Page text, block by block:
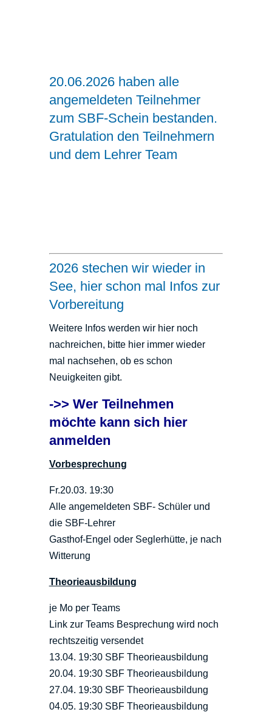
20.06.2026 haben alle
angemeldeten Teilnehmer
zum SBF-Schein bestanden.
Gratulation den Teilnehmern
und dem Lehrer Team
2026 stechen wir wieder in
See, hier schon mal Infos zur
Vorbereitung
Weitere Infos werden wir hier noch
nachreichen, bitte hier immer wieder
mal nachsehen, ob es schon
Neuigkeiten gibt.
->> Wer Teilnehmen
möchte kann sich hier
anmelden
Vorbesprechung
Fr.20.03. 19:30
Alle angemeldeten SBF- Schüler und
die SBF-Lehrer
Gasthof-Engel oder Seglerhütte, je nach
Witterung
Theorieausbildung
je Mo per Teams
Link zur Teams Besprechung wird noch
rechtszeitig versendet
13.04. 19:30 SBF Theorieausbildung
20.04. 19:30 SBF Theorieausbildung
27.04. 19:30 SBF Theorieausbildung
04.05. 19:30 SBF Theorieausbildung